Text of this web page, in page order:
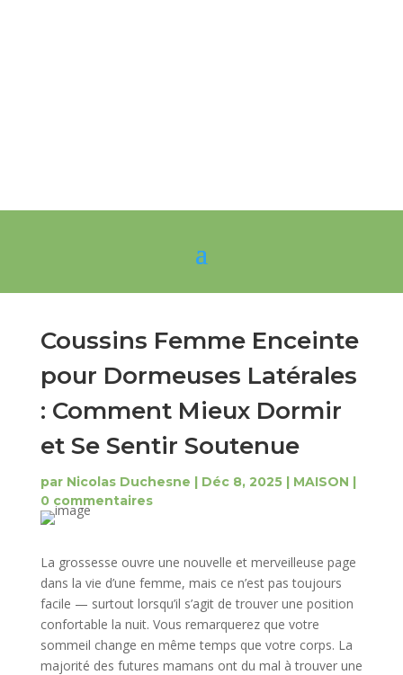
Coussins Femme Enceinte
pour Dormeuses Latérales
: Comment Mieux Dormir
et Se Sentir Soutenue
par Nicolas Duchesne | Déc 8, 2025| MAISON |
0 commentaires
La grossesse ouvre une nouvelle et merveilleuse page
dans la vie d’une femme, mais ce n’est pas toujours
facile — surtout lorsqu’il s’agit de trouver une position
confortable la nuit. Vous remarquerez que votre
sommeil change en même temps que votre corps. La
majorité des futures mamans ont du mal à trouver une